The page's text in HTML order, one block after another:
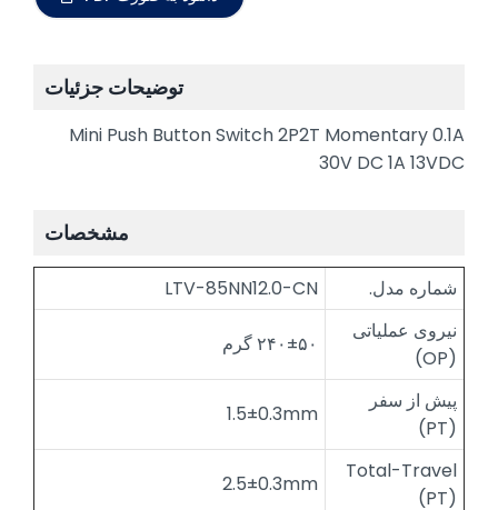
توضیحات جزئیات
Mini Push Button Switch 2P2T Momentary 0.1A
30V DC 1A 13VDC
مشخصات
شماره مدل.
LTV-85NN12.0-CN
نیروی عملیاتی
(OP)
۲۴۰±۵۰ گرم
پیش از سفر
(PT)
1.5±0.3mm
Total-Travel
(PT)
2.5±0.3mm